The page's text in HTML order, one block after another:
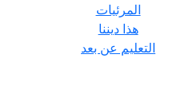
المرئيات
هذا ديننا
التعليم عن بعد